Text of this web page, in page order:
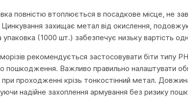
повністю втоплюється в посадкове місце, не
Цинкування захищає метал від окислення,
(1000 шт.) забезпечує низьку вартість
рекомендується застосовувати біти типу
пошкодження. Важливо правильно налаштувати
при проходженні крізь тонкостінний метал.
надійне захоплення армування без ризику